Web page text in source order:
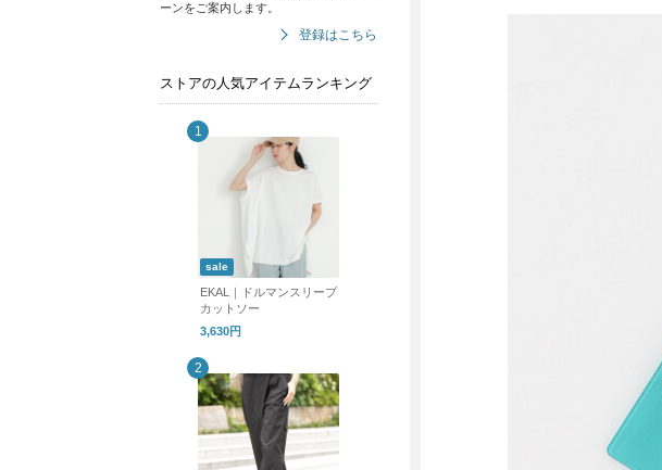
ーンをご案内します。
登録はこちら
ストアの人気アイテムランキング
sale
EKAL｜ドルマンスリーブ
カットソー
3,630円